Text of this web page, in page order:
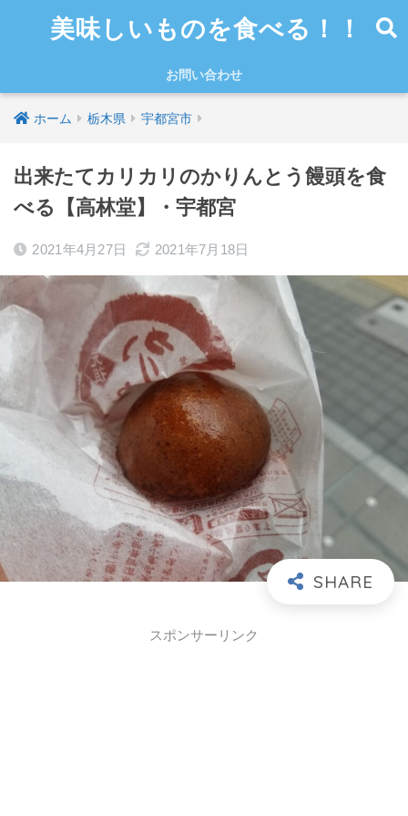
美味しいものを食べる！！
お問い合わせ
ホーム 栃木県 宇都宮市
出来たてカリカリのかりんとう饅頭を食
べる【高林堂】・宇都宮
2021年4月27日 2021年7月18日
スポンサーリンク